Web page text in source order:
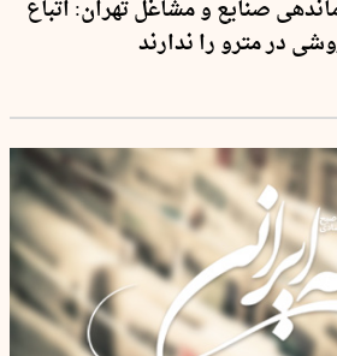
صنایع و مشاغل تهران: اتباع
در مترو را ندارند